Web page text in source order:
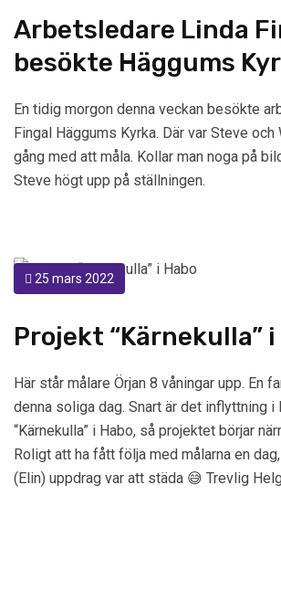
Arbetsledare Linda
besökte Häggums
En tidig morgon denna veckan besökte
Fingal Häggums Kyrka. Där var Steve
gång med att måla. Kollar man noga på
Steve högt upp på ställningen.
25 mars 2022
Projekt “Kärnekulla” i
Här står målare Örjan 8 våningar upp. En
denna soliga dag. Snart är det inflyttning i
“Kärnekulla” i Habo, så projektet börjar
Roligt att ha fått följa med målarna en
(Elin) uppdrag var att städa 😅 Trevlig